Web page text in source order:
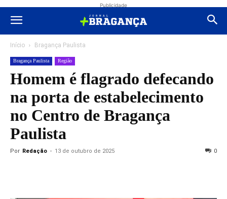
Publicidade
Início Bragança Paulista
Bragança Paulista Região
Homem é flagrado defecando
na porta de estabelecimento
no Centro de Bragança
Paulista
Por Redação - 13 de outubro de 2025 0